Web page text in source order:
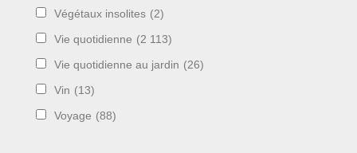
Végétaux insolites (2)
Vie quotidienne (2 113)
Vie quotidienne au jardin (26)
Vin (13)
Voyage (88)